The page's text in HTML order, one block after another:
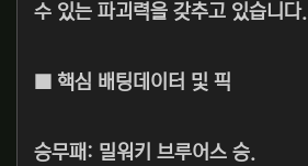
수 있는 파괴력을 갖추고 있습니다.
■ 핵심 배팅데이터 및 픽
승무패: 밀워키 브루어스 승.